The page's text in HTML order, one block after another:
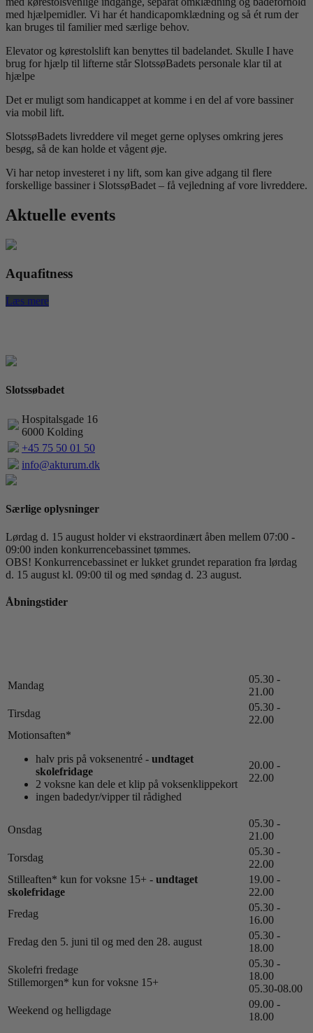
med hjælpemidler. Vi har ét handicapomklædning og så ét rum der
kan bruges til familier med særlige behov.
Elevator og kørestolslift kan benyttes til badelandet. Skulle I have
brug for hjælp til lifterne står SlotssøBadets personale klar til at
hjælpe
Det er muligt som handicappet at komme i en del af vore bassiner
via mobil lift.
SlotssøBadets livreddere vil meget gerne oplyses omkring jeres
besøg, så de kan holde et vågent øje.
Vi har netop investeret i ny lift, som kan give adgang til flere
forskellige bassiner i SlotssøBadet – få vejledning af vore livreddere.
Aktuelle events
Aquafitness
Læs mere
Slotssøbadet
Hospitalsgade 16
6000 Kolding
+45 75 50 01 50
info@akturum.dk
Særlige oplysninger
Lørdag d. 15 august holder vi ekstraordinært åben mellem 07:00 -
09:00 inden konkurrencebassinet tømmes.
OBS! Konkurrencebassinet er lukket grundet reparation fra lørdag
d. 15 august kl. 09:00 til og med søndag d. 23 august.
Åbningstider
Mandag
05.30 -
21.00
Tirsdag
05.30 -
22.00
Motionsaften*
halv pris på voksenentré - undtaget
skolefridage
2 voksne kan dele et klip på voksenklippekort
ingen badedyr/vipper til rådighed
20.00 -
22.00
Onsdag
05.30 -
21.00
Torsdag
05.30 -
22.00
Stilleaften* kun for voksne 15+ - undtaget
skolefridage
19.00 -
22.00
Fredag
05.30 -
16.00
Fredag den 5. juni til og med den 28. august
05.30 -
18.00
Skolefri fredage
Stillemorgen* kun for voksne 15+
05.30 -
18.00
05.30-08.00
Weekend og helligdage
09.00 -
18.00